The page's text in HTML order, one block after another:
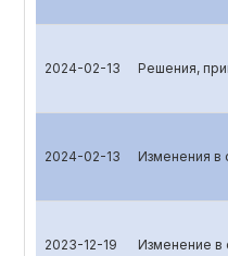
2024-02-13 Решения,
2024-02-13 Изменения в
2023-12-19 Изменение в